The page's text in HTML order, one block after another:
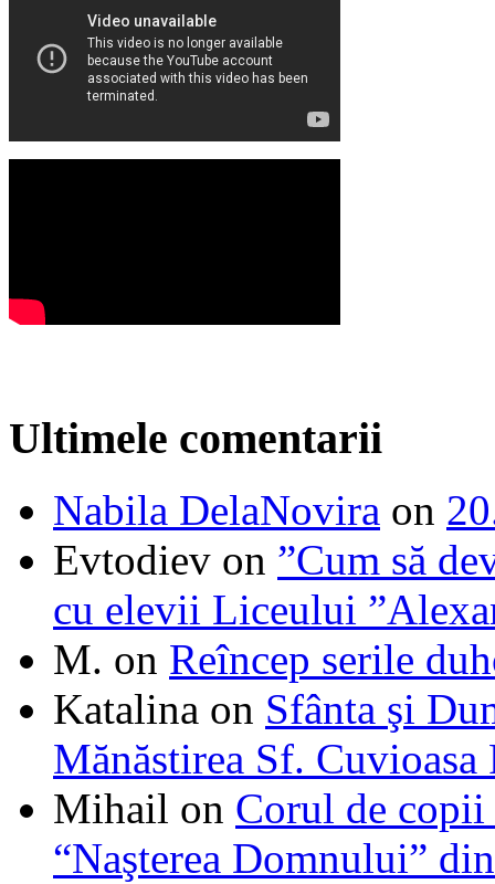
Ultimele comentarii
Nabila DelaNovira on
Evtodiev on ”Cum să
cu elevii Liceului
M. on Reîncep serile
Katalina on Sfânta şi
Mănăstirea Sf. Cuvioasa
Mihail on Corul de
“Naşterea Domnului”